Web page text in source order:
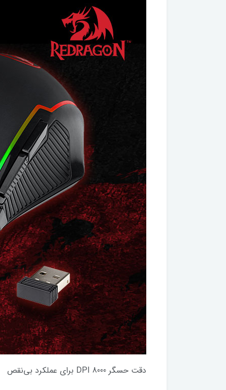
دقت حسگر 8000 DPI برای عملکرد بی‌نقص